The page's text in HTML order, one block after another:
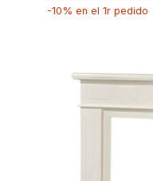
-10% en el 1r pedido